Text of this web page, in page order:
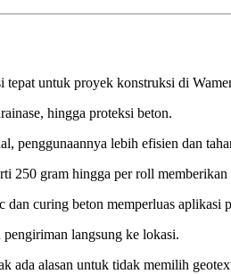
untuk proyek konstruksi di
hingga proteksi beton.
penggunaannya lebih efisien dan
250 gram hingga per roll
dan curing beton memperluas aplikasi
pengiriman langsung ke lokasi.
ada alasan untuk tidak memilih